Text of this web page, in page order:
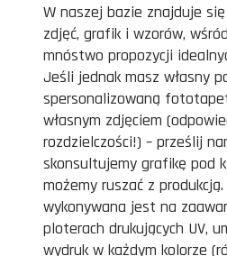
W naszej bazie znajduje
zdjęć, grafik i wzorów,
mnóstwo propozycji
Jeśli jednak masz własny
spersonalizowaną
własnym zdjęciem
rozdzielczości!) – prześlij
skonsultujemy grafikę pod
możemy ruszać z
wykonywana jest na
ploterach drukujących UV,
wydruk w każdym kolorze